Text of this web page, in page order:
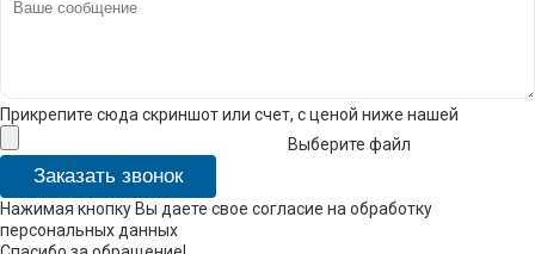
Прикрепите сюда скриншот или счет, с ценой ниже нашей
Выберите файл
Заказать звонок
Нажимая кнопку Вы даете свое согласие на обработку
персональных данных